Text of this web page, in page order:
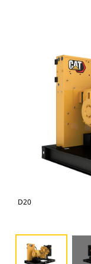
D20